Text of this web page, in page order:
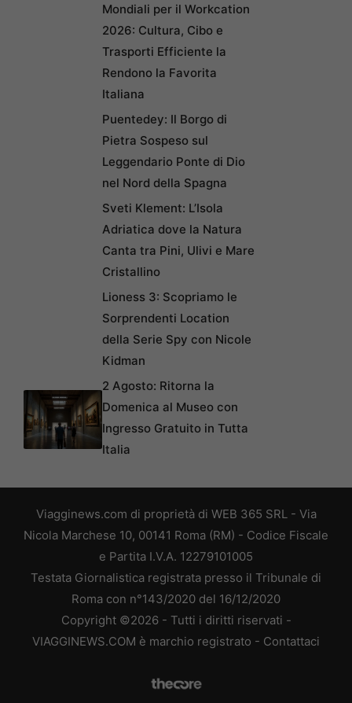
Mondiali per il Workcation
2026: Cultura, Cibo e
Trasporti Efficiente la
Rendono la Favorita
Italiana
Puentedey: Il Borgo di
Pietra Sospeso sul
Leggendario Ponte di Dio
nel Nord della Spagna
Sveti Klement: L’Isola
Adriatica dove la Natura
Canta tra Pini, Ulivi e Mare
Cristallino
Lioness 3: Scopriamo le
Sorprendenti Location
della Serie Spy con Nicole
Kidman
2 Agosto: Ritorna la
Domenica al Museo con
Ingresso Gratuito in Tutta
Italia
Viagginews.com di proprietà di WEB 365 SRL - Via
Nicola Marchese 10, 00141 Roma (RM) - Codice Fiscale
e Partita I.V.A. 12279101005
Testata Giornalistica registrata presso il Tribunale di
Roma con n°143/2020 del 16/12/2020
Copyright ©2026 - Tutti i diritti riservati -
VIAGGINEWS.COM è marchio registrato - Contattaci